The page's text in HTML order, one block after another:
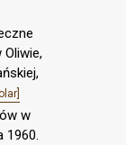
w
1960.